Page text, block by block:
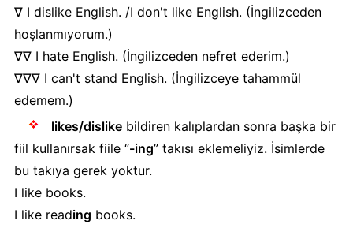
∇ I dislike English. /I don't like English. (İngilizceden
hoşlanmıyorum.)
∇∇ I hate English. (İngilizceden nefret ederim.)
∇∇∇ I can't stand English. (İngilizceye tahammül
edemem.)
likes/dislikebildiren kalıplardan sonra başka bir
fiil kullanırsak fiile “-ing” takısı eklemeliyiz. İsimlerde
bu takıya gerek yoktur.
I like books.
I like reading books.